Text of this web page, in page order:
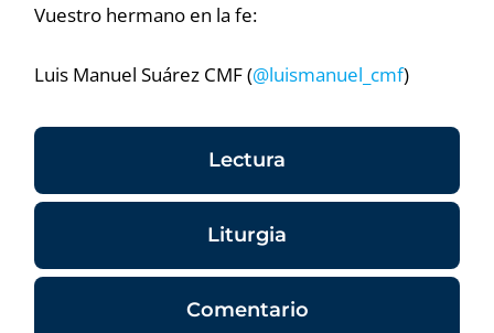
Vuestro hermano en la fe:
Luis Manuel Suárez CMF (@luismanuel_cmf)
Lectura
Liturgia
Comentario